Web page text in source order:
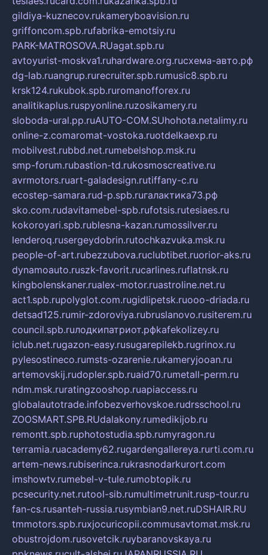
gildiya-kuznecov.rukameryboavision.ru
griffoncom.spb.rufabrika-emotsiy.ru
PARK-MATROSOVA.RUagat.spb.ru
avtoyurist-moskva1.ruhardware.org.ruсхема-авто.рф
dg-lab.ruangrup.rurecruiter.spb.rumusic8.spb.ru
krsk124.rukubok.spb.ruromanofforex.ru
analitikaplus.ruspyonline.ruzosikamery.ru
sloboda-ural.pp.ruAUTO-COM.SUhohota.netalimy.ru
online-z.comaromat-vostoka.ruotdelkaexp.ru
mobilvest.rubbd.net.rumebelshop.msk.ru
smp-forum.rubastion-td.rukosmoscreative.ru
avrmotors.ruart-galadesign.rutiffany-c.ru
ecostep-samara.rud-p.spb.ruгалактика73.рф
sko.com.rudavitamebel-spb.rufotsis.rutesiaes.ru
kokoroyari.spb.rublesna-kazan.rumossilver.ru
lenderoq.rusergeydobrin.rutochkazvuka.msk.ru
people-of-art.rubezzubova.ruclubtibet.ruorior-aks.ru
dynamoauto.ruszk-favorit.rucarlines.ruflatnsk.ru
kingbolenskaner.rualex-motor.ruastroline.net.ru
act1.spb.rupolyglot.com.rugidlipetsk.ruooo-driada.ru
detsad125.rumir-zdoroviya.rubruslanovo.rusiterem.ru
council.spb.ruлодкипатриот.рфkafekolizey.ru
iclub.net.rugazon-easy.rusugarepilekb.rugrinox.ru
pylesostineco.rumsts-ozarenie.rukameryjooan.ru
artemovskij.rudopler.spb.ruaid70.rumetall-perm.ru
ndm.msk.ruratingzooshop.ruapiaccess.ru
globalautotrade.infobezverhovskoe.rudrsschool.ru
ZOOSMART.SPB.RUdalakony.rumedikijob.ru
remontt.spb.ruphotostudia.spb.rumyragon.ru
terramia.ruacademy62.rugardengallereya.rurti.com.ru
artem-news.rubiserinca.rukrasnodarkurort.com
imshowtv.rumebel-v-tule.rumobtopik.ru
pcsecurity.net.rutool-sib.rumultimetrunit.rusp-tour.ru
fan-cs.rusanteh-russia.rusymbian9.net.ruDSHAIR.RU
tmmotors.spb.ruxjocuricopii.commusavtomat.msk.ru
obustrojdom.rusovetcik.ruybaranovskaya.ru